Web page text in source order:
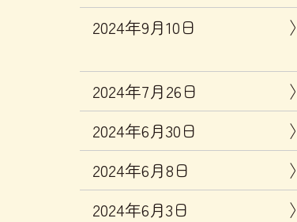
2024年9月10日
2024年7月26日
2024年6月30日
2024年6月8日
2024年6月3日